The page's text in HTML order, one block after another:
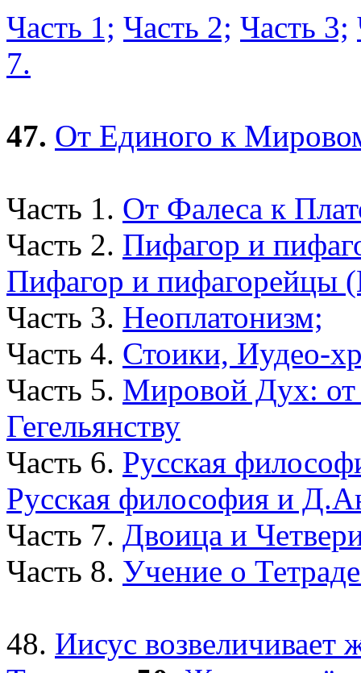
Часть 1; Часть 2; Часть 3;
7.
47. От Единого к
Часть 1. От Фалеса к
Часть 2. Пифагор и
Пифагор и пифагорейцы
Часть 3. Неоплатонизм;
Часть 4. Стоики, Иудео-
Часть 5. Мировой Дух: от
Гегельянству
Часть 6. Русская
Русская философия и
Часть 7. Двоица и
Часть 8. Учение о
48. Иисус возвеличивает